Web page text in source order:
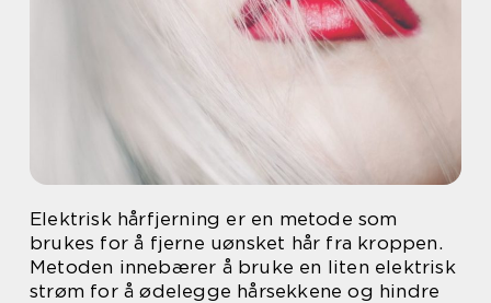
Elektrisk hårfjerning er en metode som
brukes for å fjerne uønsket hår fra kroppen.
Metoden innebærer å bruke en liten elektrisk
strøm for å ødelegge hårsekkene og hindre